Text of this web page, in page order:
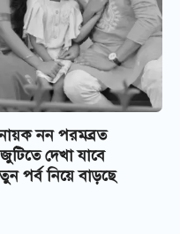
নায়ক নন পরমব্রত
দেখা যাবে
পর্ব নিয়ে বাড়ছে